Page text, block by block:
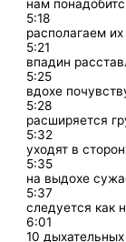
нам
5:18
располагаем
5:21
впадин
5:25
вдохе
5:28
расширяется
5:32
уходят в
5:35
на выдохе
5:37
следуется как
6:01
10